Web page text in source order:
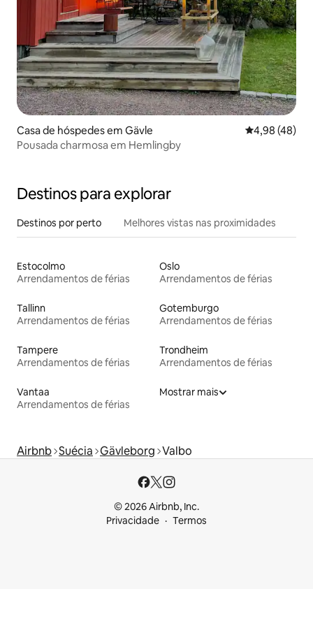
Casa de hóspedes em Gävle Classificação
4,98 (48)
Pousada charmosa em Hemlingby
Destinos para explorar
Destinos por perto Melhores vistas nas proximidades
Estocolmo
Arrendamentos de férias
Oslo
Arrendamentos de férias
Tallinn
Arrendamentos de férias
Gotemburgo
Arrendamentos de férias
Tampere
Arrendamentos de férias
Trondheim
Arrendamentos de férias
Vantaa
Arrendamentos de férias
Mostrar mais
Airbnb Suécia Gävleborg Valbo
© 2026 Airbnb, Inc.
Privacidade
Termos